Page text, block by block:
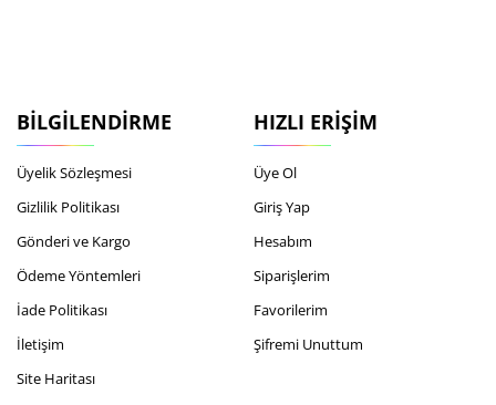
BILGILENDIRME
Üyelik Sözleşmesi
Gizlilik Politikası
Gönderi ve Kargo
Ödeme Yöntemleri
İade Politikası
İletişim
Site Haritası
HIZLI ERIŞIM
Üye Ol
Giriş Yap
Hesabım
Siparişlerim
Favorilerim
Şifremi Unuttum